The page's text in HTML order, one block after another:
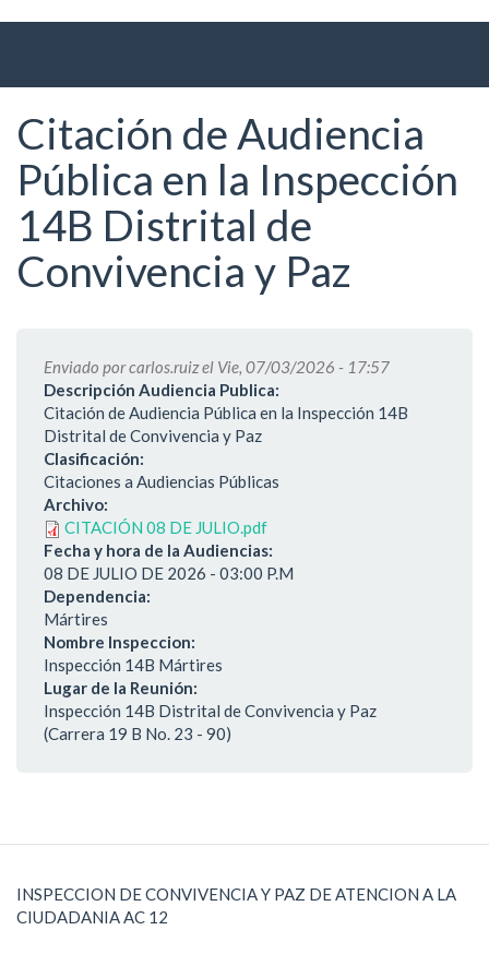
Citación de Audiencia
Pública en la Inspección
14B Distrital de
Convivencia y Paz
Enviado porcarlos.ruizel Vie, 07/03/2026 - 17:57
Descripción Audiencia Publica:
Citación de Audiencia Pública en la Inspección 14B
Distrital de Convivencia y Paz
Clasificación:
Citaciones a Audiencias Públicas
Archivo:
CITACIÓN 08 DE JULIO.pdf
Fecha y hora de la Audiencias:
08 DE JULIO DE 2026 - 03:00 P.M
Dependencia:
Mártires
Nombre Inspeccion:
Inspección 14B Mártires
Lugar de la Reunión:
Inspección 14B Distrital de Convivencia y Paz
(Carrera 19 B No. 23 - 90)
INSPECCION DE CONVIVENCIA Y PAZ DE ATENCION A LA
CIUDADANIA AC 12